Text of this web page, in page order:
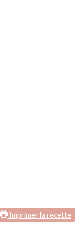
Imprimer la recette